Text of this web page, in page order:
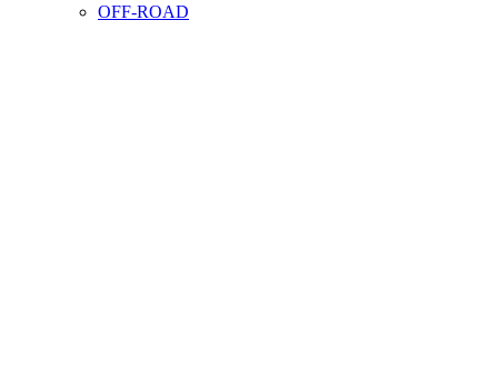
OFF-ROAD